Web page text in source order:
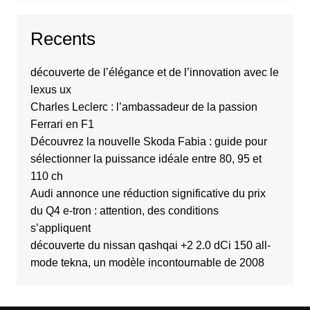
Recents
découverte de l’élégance et de l’innovation avec le
lexus ux
Charles Leclerc : l’ambassadeur de la passion
Ferrari en F1
Découvrez la nouvelle Skoda Fabia : guide pour
sélectionner la puissance idéale entre 80, 95 et
110 ch
Audi annonce une réduction significative du prix
du Q4 e-tron : attention, des conditions
s’appliquent
découverte du nissan qashqai +2 2.0 dCi 150 all-
mode tekna, un modèle incontournable de 2008